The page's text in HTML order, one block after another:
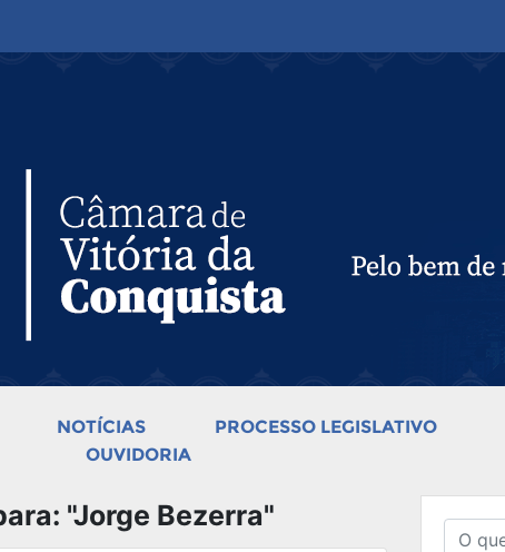
NOTÍCIAS PROCESSO LEGISLATIVO
OUVIDORIA
"Jorge Bezerra"